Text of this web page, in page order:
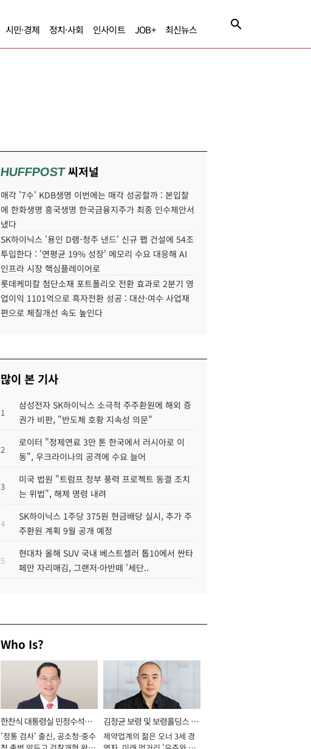
시민·경제 정치·사회 인사이트 JOB+ 최신뉴스
HUFFPOST씨저널
매각 '7수' KDB생명 이번에는 매각 성공할까 : 본입찰
에 한화생명 흥국생명 한국금융지주가 최종 인수제안서
냈다
SK하이닉스 '용인 D램-청주 낸드' 신규 팹 건설에 54조
투입한다 : '연평균 19% 성장' 메모리 수요 대응해 AI
인프라 시장 핵심플레이어로
롯데케미칼 첨단소재 포트폴리오 전환 효과로 2분기 영
업이익 1101억으로 흑자전환 성공 : 대산·여수 사업재
편으로 체질개선 속도 높인다
많이 본 기사
1
삼성전자 SK하이닉스 소극적 주주환원에 해외 증
권가 비판, "반도체 호황 지속성 의문"
2
로이터 "정제연료 3만 톤 한국에서 러시아로 이
동", 우크라이나의 공격에 수요 늘어
3
미국 법원 "트럼프 정부 풍력 프로젝트 동결 조치
는 위법", 해제 명령 내려
4
SK하이닉스 1주당 375원 현금배당 실시, 추가 주
주환원 계획 9월 공개 예정
5
현대차 올해 SUV 국내 베스트셀러 톱10에서 싼타
페만 자리매김, 그랜저·아반떼 '세단..
Who Is?
한찬식 대통령실 민정수석비
서관
'정통 검사' 출신, 공소청·중수
김정균 보령 및 보령홀딩스 대
표이사 사장
제약업계의 젊은 오너 3세 경